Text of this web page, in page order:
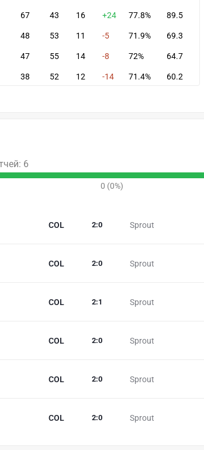
67 43 16 +24 77.8% 89.5
48 53 11 -5 71.9% 69.3
47 55 14 -8 72% 64.7
38 52 12 -14 71.4% 60.2
6
0 (0%)
COL Sprout
2:0
COL Sprout
2:0
COL Sprout
2:1
COL Sprout
2:0
COL Sprout
2:0
COL Sprout
2:0